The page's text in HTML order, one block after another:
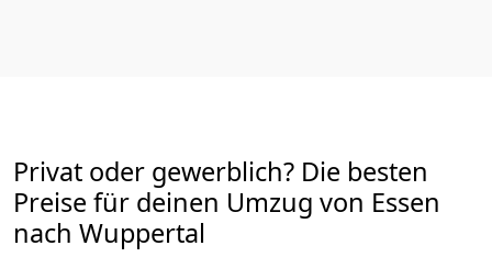
Privat oder gewerblich? Die besten
Preise für deinen Umzug von Essen
nach Wuppertal